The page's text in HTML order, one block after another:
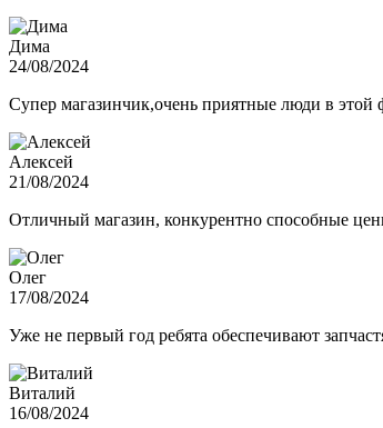
Дима
24/08/2024
Супер магазинчик,очень приятные люди в этой
Алексей
21/08/2024
Отличный магазин, конкурентно способные
Олег
17/08/2024
Уже не первый год ребята обеспечивают
Виталий
16/08/2024